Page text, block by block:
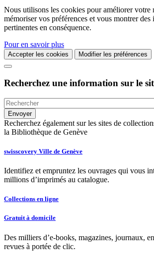
Nous utilisons les cookies pour améliorer votre
mémoriser vos préférences et vous montrer
pertinentes en conséquence.
Pour en savoir plus
Accepter les cookies Modifier les préférences
Recherchez une information sur le
Recherchez également sur les sites de
la Bibliothèque de Genève
swisscovery Ville de Genève
Identifiez et empruntez les ouvrages qui vous
millions d’imprimés au catalogue.
Collections en ligne
Gratuit à domicile
Des milliers d’e-books, magazines, journaux,
revues à portée de clic.